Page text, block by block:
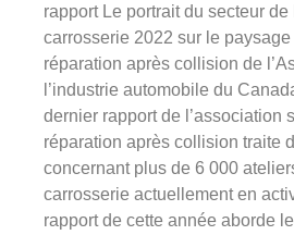
rapport Le portrait du secteur
carrosserie 2022 sur le
réparation après collision de
l’industrie automobile du
dernier rapport de l’association
réparation après collision traite
concernant plus de 6 000
carrosserie actuellement en
rapport de cette année aborde